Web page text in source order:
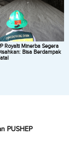
Royalti Minerba Segera
Bisa Berdampak
PUSHEP